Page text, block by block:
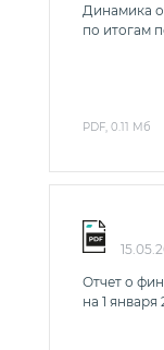
Динамика
по итогам
PDF, 0.11 Мб
Отчет о
на 1 января